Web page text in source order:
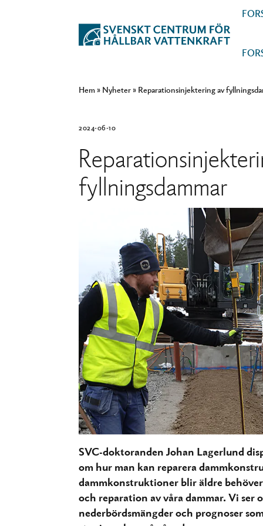
Hem» Nyheter» Reparationsinjektering av
2024-06-10
fyllningsdammar
SVC-doktoranden Johan Lagerlund
om hur man kan reparera
dammkonstruktioner blir äldre
och reparation av våra dammar. Vi ser
nederbördsmängder och prognoser